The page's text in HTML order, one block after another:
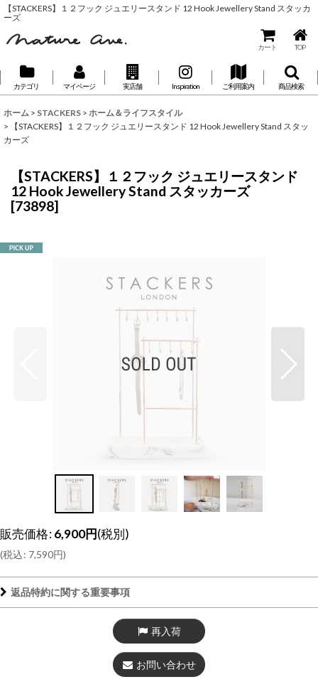
【STACKERS】１２フック ジュエリースタンド 12 Hook Jewellery Stand スタッカ
ーズ
カート TOP
カテゴリ マイページ 実店舗 Inspiration ご利用案内 商品検索
ホーム > STACKERS > ホーム＆ライフスタイル
>
【STACKERS】１２フック ジュエリースタンド 12 Hook Jewellery Stand スタッ
カーズ
【STACKERS】１２フック ジュエリースタンド
12 Hook Jewellery Stand スタッカーズ
[73898]
販売価格:6,900円(税別)
(税込: 7,590円)
返品特約に関する重要事項
再入荷
お問い合わせ